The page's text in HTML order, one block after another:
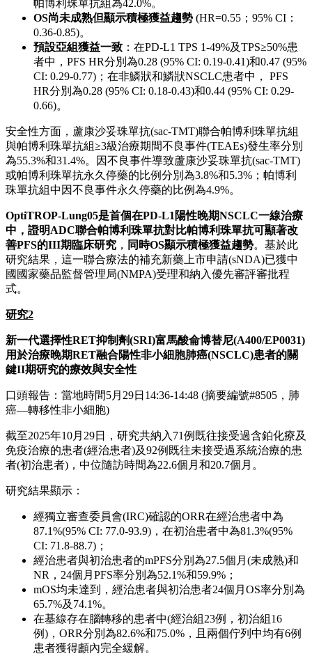
口頭報告：當地時間5月29日15:12-15:24 (摘要編號#8506，肺
癌—轉移性非小細胞)
研究共納入413例既往未接受系統治療的無表皮生長因數受體
(EGFR)/間變性淋巴瘤激酶(ALK)突變且程式性細胞死亡配體1
(PD-L1)表達陽性(定義為腫瘤細胞陽性比例分數(TPS)≥1%)的
局部晚期或轉移性NSCLC患者，覆蓋鱗狀和非鱗狀組織學類
型，按1:1隨機分配接受蘆康沙妥珠單抗(sac-TMT) (4 mg/kg，
Q2W)聯合帕博利珠單抗(400 mg，Q6W)或帕博利珠單抗單藥
(400 mg, Q6W)治療。研究主要終點為經盲態獨立中心評估
(BICR) 評估的無進展生存期(PFS)，關鍵次要終點為總生存期
(OS)。截至2025年9月29日，中位隨訪時間為10.5個月。
研究結果顯示：
PFS顯著改善：經BICR評估，蘆康沙妥珠單抗(sac-TMT)
聯合帕博利珠單抗組較帕博利珠單抗組顯著延長PFS，
中位PFS為尚未達到(NR) vs 5.7個月(風險比(HR)=0.35；
95%置信區間(CI)：0.26-0.47；p<0.0001)。
緩解率明顯提高：經BICR評估，蘆康沙妥珠單抗(sac-
0.36-0.85)。
預設亞組獲益一致：在PD-L1 TPS 1-49%及TPS≥50%患
者中，PFS HR分別為0.28 (95% CI: 0.19-0.41)和0.47 (95%
HR分別為0.28 (95% CI: 0.18-0.43)和0.44 (95% CI: 0.29-
0.66)。
安全性方面，蘆康沙妥珠單抗(sac-TMT)聯合帕博利珠單抗組
與帕博利珠單抗組≥3級治療期間不良事件(TEAEs)發生率分別
為55.3%和31.4%。因不良事件導致蘆康沙妥珠單抗(sac-TMT)
或帕博利珠單抗永久停藥的比例分別為3.8%和5.3%；帕博利
珠單抗組中因不良事件永久停藥的比例為4.9%。
OptiTROP-Lung05是首個在PD-L1陽性晚期NSCLC一線治療
中，證明ADC聯合帕博利珠單抗對比帕博利珠單抗可顯著改
PFS的 III期臨床研究 ， 同時
。基於此
研究結果，這一聯合療法的補充新藥上市申請(sNDA)已獲中
國國家藥品監督管理局(NMPA)受理和納入優先審評審批程
式。
研究
新一代選擇性RET抑制劑(SRI)